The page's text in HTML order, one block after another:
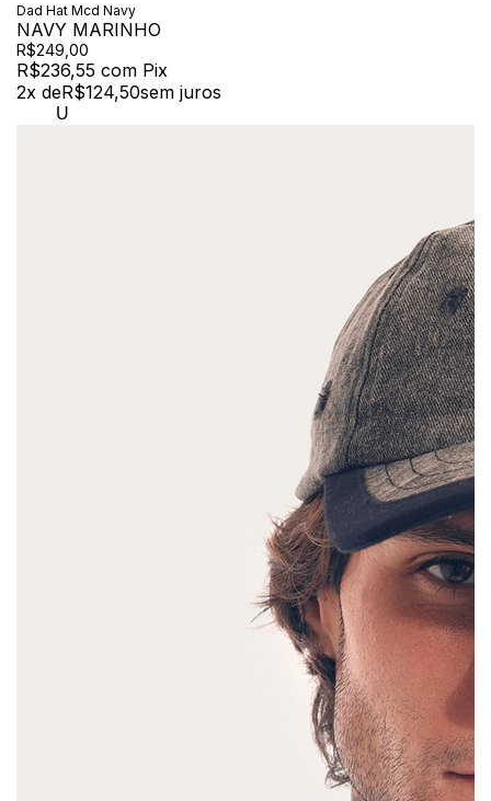
Dad Hat Mcd Navy
NAVY MARINHO
R$249,00
R$236,55 com Pix
2x deR$124,50sem juros
U